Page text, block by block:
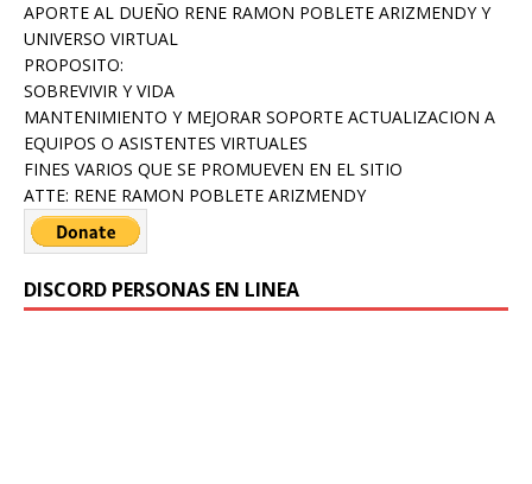
APORTE AL DUEÑO RENE RAMON POBLETE ARIZMENDY Y
UNIVERSO VIRTUAL
PROPOSITO:
SOBREVIVIR Y VIDA
MANTENIMIENTO Y MEJORAR SOPORTE ACTUALIZACION A
EQUIPOS O ASISTENTES VIRTUALES
FINES VARIOS QUE SE PROMUEVEN EN EL SITIO
ATTE: RENE RAMON POBLETE ARIZMENDY
DISCORD PERSONAS EN LINEA